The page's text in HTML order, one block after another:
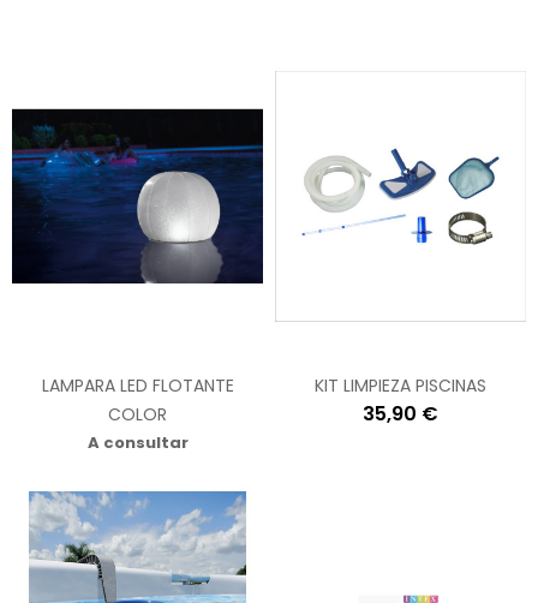
LAMPARA LED FLOTANTE
COLOR
A consultar
KIT LIMPIEZA PISCINAS
35,90 €